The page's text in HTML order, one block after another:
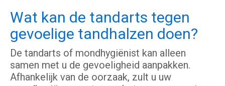
Wat kan de tandarts tegen
gevoelige tandhalzen doen?
De tandarts of mondhygiënist kan alleen
samen met u de gevoeligheid aanpakken.
Afhankelijk van de oorzaak, zult u uw